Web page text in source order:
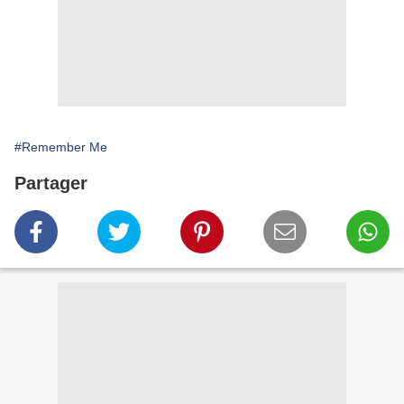
#Remember Me
Partager